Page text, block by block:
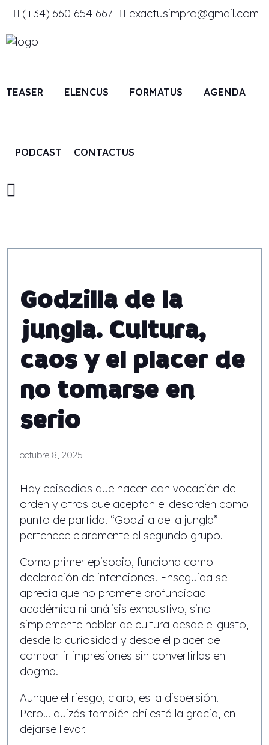
(+34) ‭660 654 667‬ exactusimpro@gmail.com
TEASER ELENCUS FORMATUS AGENDA
PODCAST CONTACTUS
Godzilla de la
jungla. Cultura,
caos y el placer de
no tomarse en
serio
octubre 8, 2025
Hay episodios que nacen con vocación de
orden y otros que aceptan el desorden como
punto de partida. “Godzilla de la jungla”
pertenece claramente al segundo grupo.
Como primer episodio, funciona como
declaración de intenciones. Enseguida se
aprecia que no promete profundidad
académica ni análisis exhaustivo, sino
simplemente hablar de cultura desde el gusto,
desde la curiosidad y desde el placer de
compartir impresiones sin convertirlas en
dogma.
Aunque el riesgo, claro, es la dispersión.
Pero… quizás también ahí está la gracia, en
dejarse llevar.